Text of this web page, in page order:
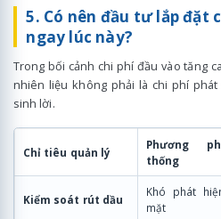
5. Có nên đầu tư lắp đặt
ngay lúc này?
Trong bối cảnh chi phí đầu vào tăng
nhiên liệu không phải là chi phí
sinh lời.
Chỉ tiêu quản lý
Phương
thống
Kiểm soát rút dầu
Khó phát
mặt